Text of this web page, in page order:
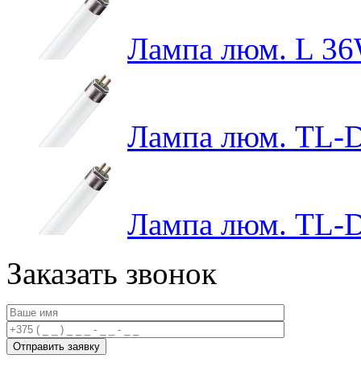
Лампа люм. L
Лампа люм. TL-
Лампа люм. TL-
Заказать звонок